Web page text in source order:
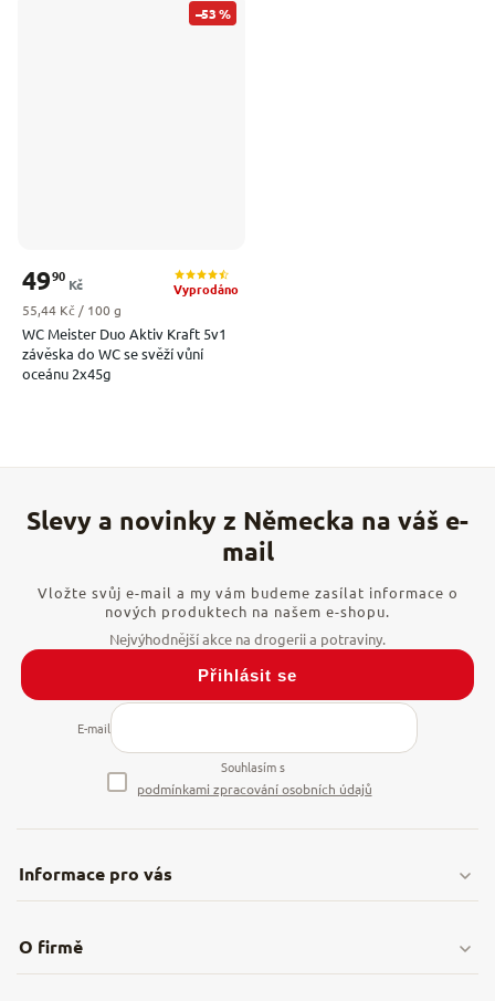
–53 %
WC Meister Duo Aktiv Kraft 5v1
závěska do WC se svěží vůní
oceánu 2x45g
Vyprodáno
4990
Kč
Měrná cena:
55,44 Kč / 100 g
Informace pro vás
Obchodní podmínky
Vložte svůj e-mail a my vám budeme zasílat informace o
nových produktech na našem e-shopu.
E-mail
Souhlasím s
podmínkami zpracování osobních údajů
Přihlásit se
O firmě